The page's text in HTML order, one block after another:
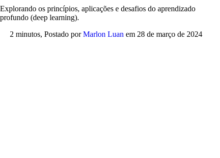
Explorando os princípios, aplicações e desafios do aprendizado
profundo (deep learning).
2 minutos, Postado porMarlon Luan em 28 de março de 2024